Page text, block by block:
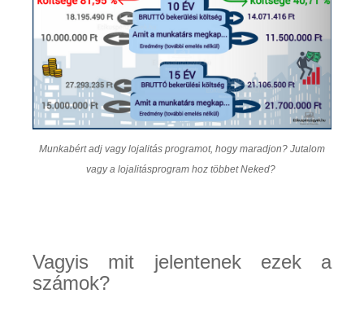
Munkabért adj vagy lojalitás programot, hogy maradjon? Jutalom
vagy a lojalitásprogram hoz többet Neked?
Vagyis mit jelentenek ezek a
számok?